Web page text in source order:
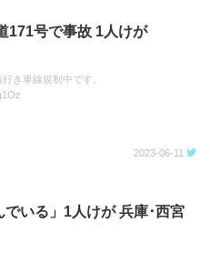
171号で事故 1人けが
き車線規制中です。
2023-06-11
いる」1人けが 兵庫･西宮